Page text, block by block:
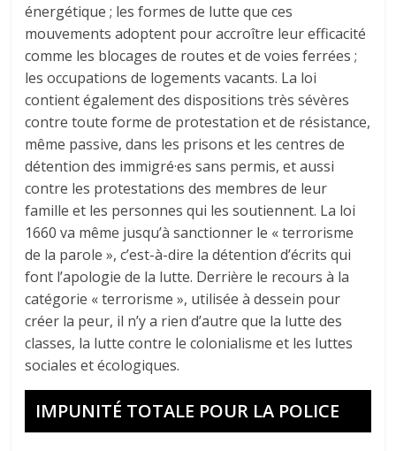
énergétique ; les formes de lutte que ces
mouvements adoptent pour accroître leur efficacité
comme les blocages de routes et de voies ferrées ;
les occupations de logements vacants. La loi
contient également des dispositions très sévères
contre toute forme de protestation et de résistance,
même passive, dans les prisons et les centres de
détention des immigré·es sans permis, et aussi
contre les protestations des membres de leur
famille et les personnes qui les soutiennent. La loi
1660 va même jusqu’à sanctionner le « terrorisme
de la parole », c’est-à-dire la détention d’écrits qui
font l’apologie de la lutte. Derrière le recours à la
catégorie « terrorisme », utilisée à dessein pour
créer la peur, il n’y a rien d’autre que la lutte des
classes, la lutte contre le colonialisme et les luttes
sociales et écologiques.
IMPUNITÉ TOTALE POUR LA POLICE